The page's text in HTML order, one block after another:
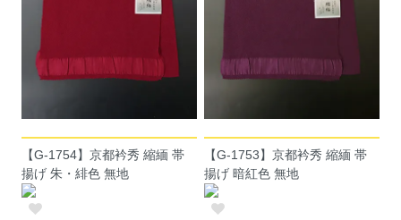
【G-1754】京都衿秀 縮緬 帯
揚げ 朱・緋色 無地
【G-1753】京都衿秀 縮緬 帯
揚げ 暗紅色 無地